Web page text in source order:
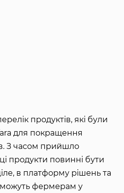
продуктів, які були
для покращення
З часом прийшло
продукти повинні бути
в платформу рішень та
фермерам у